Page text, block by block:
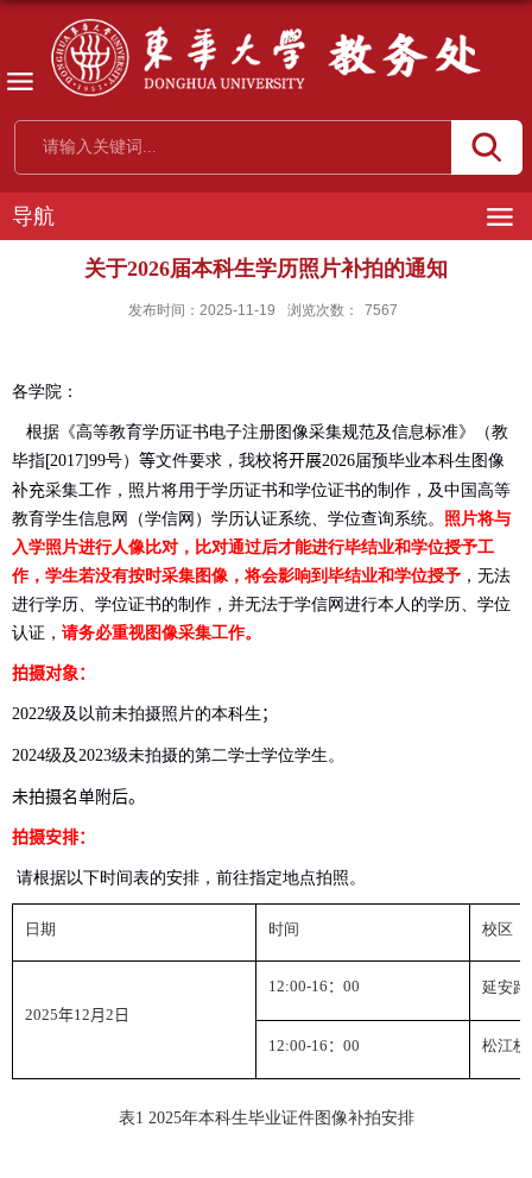
导航
关于2026届本科生学历照片补拍的通知
发布时间：2025-11-19 浏览次数： 7567
各学院：
根据《高等教育学历证书电子注册图像采集规范及信息标准》（教
毕指[2017]99号） 等文件要求，我校将开展2026届预毕业本科生图像
补充采集工作，照片将用于学历证书和学位证书的制作 ，及中国高等
教育学生信息网（学信网）学历认证系统、学位查询系统。 照片将与
入学照片进行人像比对，比对通过后才能进行毕结业和学位授予工
作，学生若没有按时采集图像，将会影响到毕结业和学位授予 ，无法
进行学历、学位证书的制作，并无法于学信网进行本人的学历、学位
认证， 请务必重视图像采集工作。
拍摄对象：
2022级及以前未拍摄照片的本科生；
2024级及2023级未拍摄的第二学士学位学生。
未拍摄名单附后。
拍摄安排：
请根据以下时间表的安排，前往指定地点拍照。
日期 时间 校区
2025年12月 2 日
12:00-16 ： 00 延安路
12:00-16 ： 00 松江校
表1 2025年本科生毕业证件图像补拍安排